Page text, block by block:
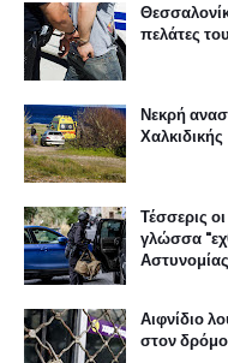
πελάτες του
Νεκρή
Χαλκιδικής
Τέσσερις
γλώσσα
Αιφνίδιο
στον δρόμο